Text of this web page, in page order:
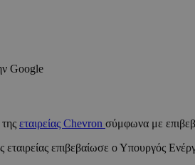
Google
εταιρείας Chevron σύμφωνα με
επιβεβαίωσε ο Υπουργός